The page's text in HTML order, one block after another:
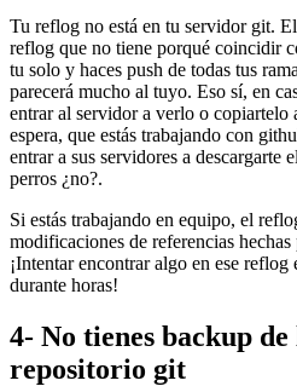
Tu reflog no está en tu servidor git.
reflog que no tiene porqué coincidir
tu solo y haces push de todas tus
parecerá mucho al tuyo. Eso sí, en
entrar al servidor a verlo o
espera, que estás trabajando con
entrar a sus servidores a descargarte
perros ¿no?.
Si estás trabajando en equipo, el
modificaciones de referencias
¡Intentar encontrar algo en ese reflog
durante horas!
4- No tienes backup de
repositorio git